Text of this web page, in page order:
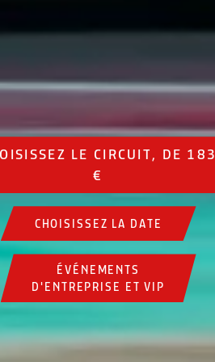
LE CIRCUIT, DE 183
€
CHOISISSEZ LA DATE
ÉVÉNEMENTS
D'ENTREPRISE ET VIP